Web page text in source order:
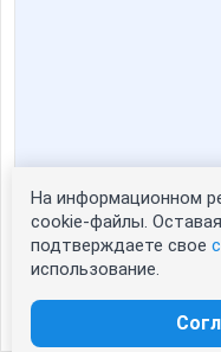
Статистика портрета:
сейчас просматривают
зарегистрированные
На информационном
cookie-файлы.
подтверждаете свое
использование.